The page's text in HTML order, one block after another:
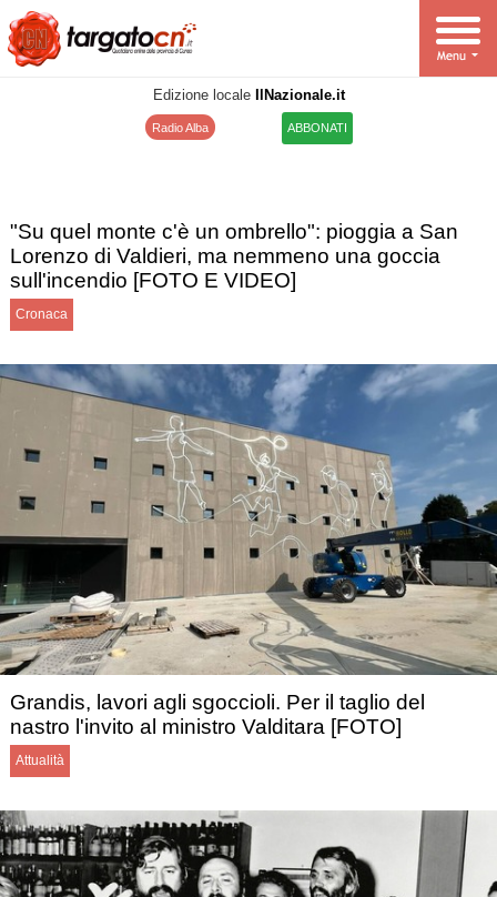
Edizione locale IlNazionale.it
Radio Alba ABBONATI
"Su quel monte c'è un ombrello": pioggia a San
Lorenzo di Valdieri, ma nemmeno una goccia
sull'incendio [FOTO E VIDEO]
Cronaca
Grandis, lavori agli sgoccioli. Per il taglio del
nastro l'invito al ministro Valditara [FOTO]
Attualità